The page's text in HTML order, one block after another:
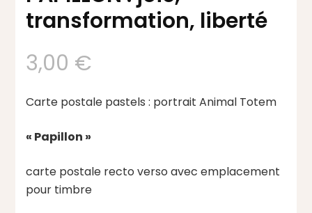
transformation, liberté
3,00 €
Carte postale pastels : portrait Animal Totem
« Papillon »
carte postale recto verso avec emplacement
pour timbre